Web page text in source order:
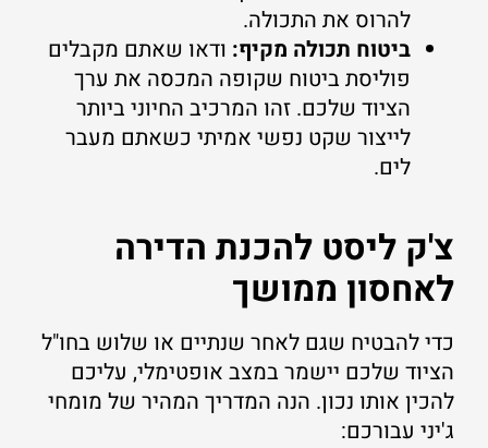
להרוס את התכולה.
ביטוח תכולה מקיף: ודאו שאתם מקבלים
פוליסת ביטוח שקופה המכסה את ערך
הציוד שלכם. זהו המרכיב החיוני ביותר
לייצור שקט נפשי אמיתי כשאתם מעבר
לים.
צ'ק ליסט להכנת הדירה
לאחסון ממושך
כדי להבטיח שגם לאחר שנתיים או שלוש בחו"ל
הציוד שלכם יישמר במצב אופטימלי, עליכם
להכין אותו נכון. הנה המדריך המהיר של מומחי
ג'יני עבורכם: